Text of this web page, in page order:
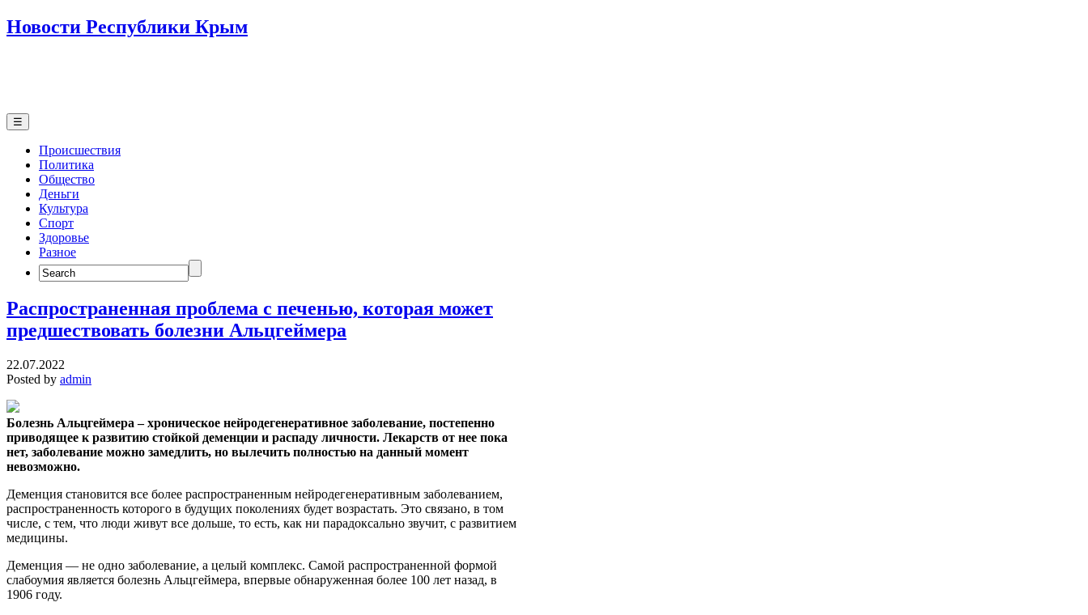
Новости Республики Крым
☰
Происшествия
Политика
Общество
Деньги
Культура
Спорт
Здоровье
Разное
Search
for:
Распространенная проблема с печенью, которая может
предшествовать болезни Альцгеймера
22.07.2022
Posted by admin
Болезнь Альцгеймера – хроническое нейродегенеративное заболевание, постепенно
приводящее к развитию стойкой деменции и распаду личности. Лекарств от нее пока
нет, заболевание можно замедлить, но вылечить полностью на данный момент
невозможно.
Деменция становится все более распространенным нейродегенеративным заболеванием,
распространенность которого в будущих поколениях будет возрастать. Это связано, в том
числе, с тем, что люди живут все дольше, то есть, как ни парадоксально звучит, с развитием
медицины.
Деменция — не одно заболевание, а целый комплекс. Самой распространенной формой
слабоумия является болезнь Альцгеймера, впервые обнаруженная более 100 лет назад, в
1906 году.